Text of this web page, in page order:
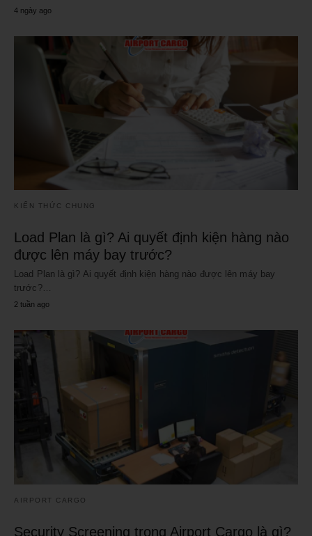
4 ngày ago
KIẾN THỨC CHUNG
Load Plan là gì? Ai quyết định kiện hàng nào
được lên máy bay trước?
Load Plan là gì? Ai quyết định kiện hàng nào được lên máy bay
trước?…
2 tuần ago
AIRPORT CARGO
Security Screening trong Airport Cargo là gì?